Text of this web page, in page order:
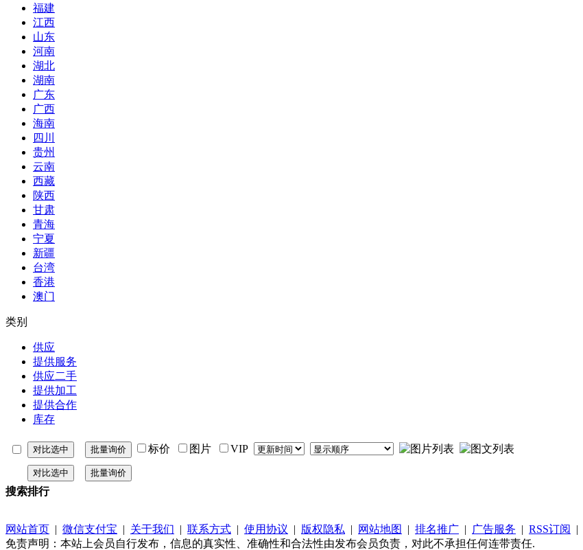
福建
江西
山东
河南
湖北
湖南
广东
广西
海南
四川
贵州
云南
西藏
陕西
甘肃
青海
宁夏
新疆
台湾
香港
澳门
类别
供应
提供服务
供应二手
提供加工
提供合作
库存
标价 图片 VIP
搜索排行
网站首页 | 微信支付宝 | 关于我们 | 联系方式 | 使用协议 | 版权隐私 | 网站地图 | 排名推广 | 广告服务 | RSS订阅 |
免责声明：本站上会员自行发布，信息的真实性、准确性和合法性由发布会员负责，对此不承担任何连带责任.